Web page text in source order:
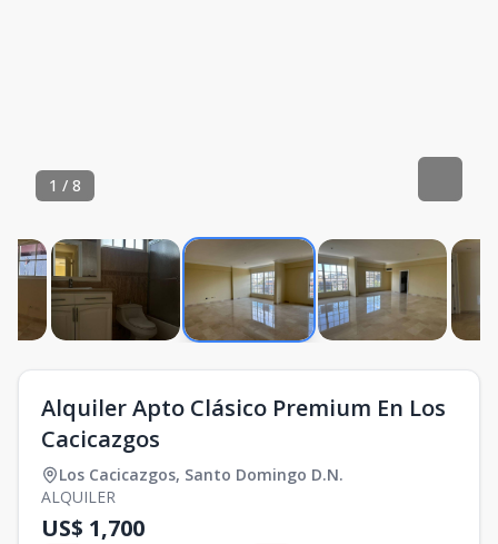
1 / 8
Alquiler Apto Clásico Premium En Los
Cacicazgos
Los Cacicazgos, Santo Domingo D.N.
ALQUILER
US$ 1,700